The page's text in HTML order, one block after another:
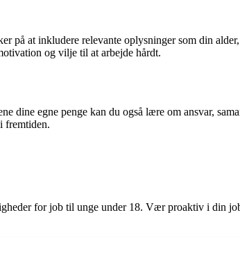
på at inkludere relevante oplysninger som din
og vilje til at arbejde hårdt.
egne penge kan du også lære om ansvar,
fremtiden.
for job til unge under 18. Vær proaktiv i din